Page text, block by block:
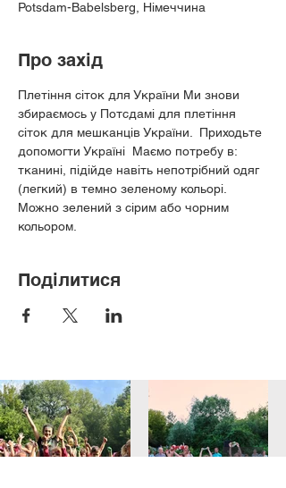
Potsdam-Babelsberg, Німеччина
Про захід
Плетіння сіток для України Ми знови
збираємось у Потсдамі для плетіння
сіток для мешканців України.  Приходьте
допомогти Україні  Маємо потребу в:
тканині, підійде навіть непотрібний одяг
(легкий) в темно зеленому кольорі.
Можно зелений з сірим або чорним
кольором.
Поділитися